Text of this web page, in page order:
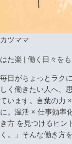
カツママ
はた楽 | 働く日々を
毎日がちょっとラク
しく働きたい人へ、
ています。言葉の力
に。温活 × 仕事効率
き方 を見つけるヒン
く。」そんな働き方